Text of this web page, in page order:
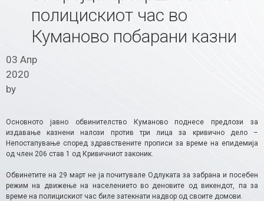
полицискиот час во
Куманово побарани казни
03 Апр
2020
by
Основното јавно обвинителство Куманово поднесе предлози за
издавање казнени налози против три лица за кривично дело –
Непостапување според здравствените прописи за време на епидемија
од член 206 став 1 од Кривичниот законик.
Обвинетите на 29 март не ја почитувале Одлуката за забрана и посебен
режим на движење на населението во деновите од викендот, па за
време на полицискиот час биле затекнати надвор од своите домови.